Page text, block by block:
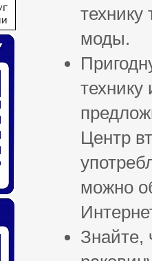
моды.
Центр
можно
Знайте,